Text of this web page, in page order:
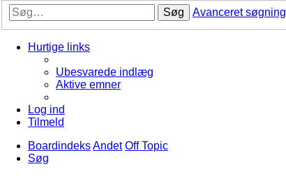
Søg Avanceret søgning
Hurtige links
Ubesvarede indlæg
Aktive emner
Log ind
Tilmeld
BoardindeksAndet Off Topic
Søg